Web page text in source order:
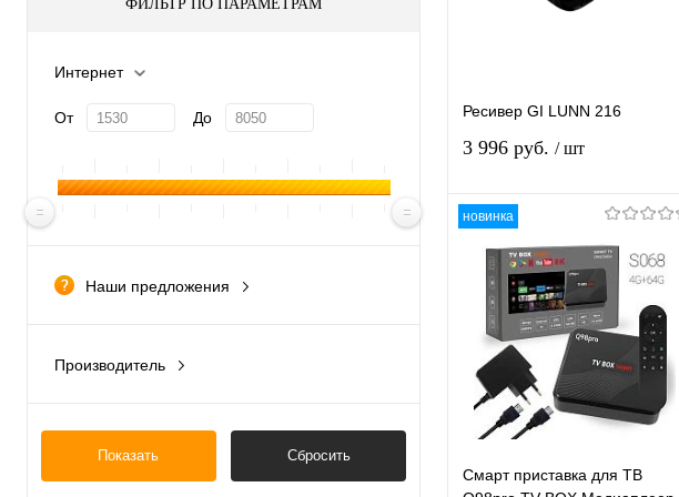
ФИЛЬТР ПО ПАРАМЕТРАМ
Интернет
От До
Наши предложения
Производитель
Показать Сбросить
Ресивер GI LUNN 216
3 996 руб. / шт
Купить в 1
клик
сравнению
В избранное В наличии
новинка
Смарт приставка для ТВ